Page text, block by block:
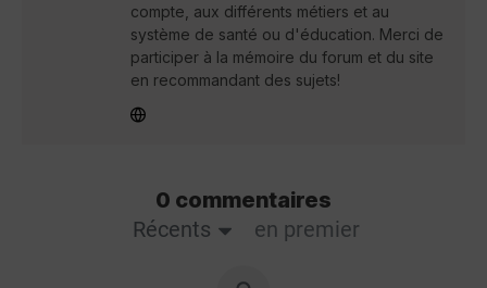
compte, aux différents métiers et au
système de santé ou d'éducation. Merci de
participer à la mémoire du forum et du site
en recommandant des sujets!
0 commentaires
Récents
en premier